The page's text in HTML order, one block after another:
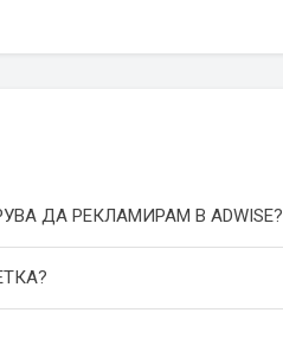
ДА РЕКЛАМИРАМ В ADWISE?